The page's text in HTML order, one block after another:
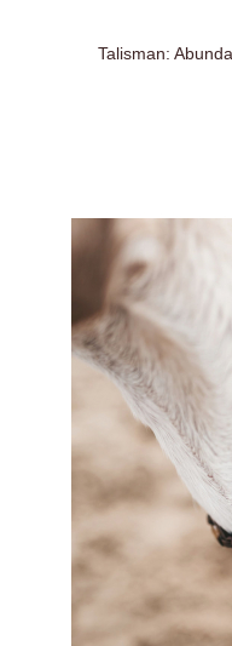
Talisman: